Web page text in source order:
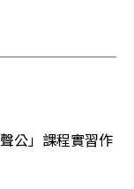
公」課程實習作